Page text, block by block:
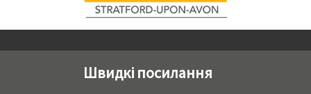
Швидкі посилання